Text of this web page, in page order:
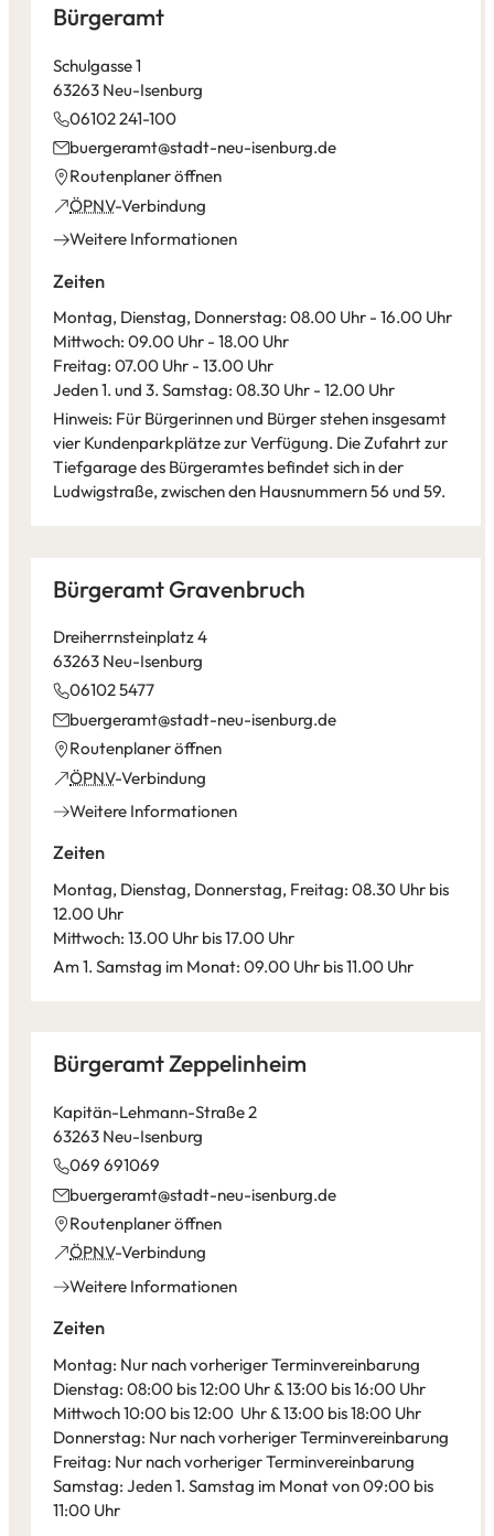
Leaflet|© Bundesamt für Kartographie und Geodäsie2026,Datenquellen
Bürgeramt
Schulgasse 1
63263 Neu-Isenburg
06102 241-100
buergeramt stadt-neu-isenburg de
Routenplaner öffnen
(Öffnet
in
neuen
Tab)
ÖPNV-Verbindung
(Öffnet
in
neuen
Weitere Informationen
Zeiten
Montag, Dienstag, Donnerstag: 08.00 Uhr - 16.00 Uhr
Mittwoch: 09.00 Uhr - 18.00 Uhr
Freitag: 07.00 Uhr - 13.00 Uhr
Jeden 1. und 3. Samstag: 08.30 Uhr - 12.00 Uhr
Hinweis: Für Bürgerinnen und Bürger stehen insgesamt
vier Kundenparkplätze zur Verfügung. Die Zufahrt zur
Tiefgarage des Bürgeramtes befindet sich in der
Ludwigstraße, zwischen den Hausnummern 56 und 59.
Leaflet|©Bundesamt für Kartographie und Geodäsie 2026, Datenquellen
Bürgeramt Gravenbruch
Dreiherrnsteinplatz 4
63263 Neu-Isenburg
06102 5477
buergeramt stadt-neu-isenburg de
Routenplaner öffnen
(Öffnet
in
neuen
Tab)
ÖPNV-Verbindung
(Öffnet
in
neuen
Weitere Informationen
Zeiten
Montag, Dienstag, Donnerstag, Freitag: 08.30 Uhr bis
12.00 Uhr
Mittwoch: 13.00 Uhr bis 17.00 Uhr
Am 1. Samstag im Monat: 09.00 Uhr bis 11.00 Uhr
Leaflet|©
Bürgeramt Zeppelinheim
Kapitän-Lehmann-Straße 2
63263 Neu-Isenburg
069 691069
buergeramt stadt-neu-isenburg de
Routenplaner öffnen
(Öffnet
in
neuen
Tab)
ÖPNV-Verbindung
(Öffnet
in
neuen
Weitere Informationen
Zeiten
Montag: Nur nach vorheriger Terminvereinbarung
Dienstag: 08:00 bis 12:00 Uhr & 13:00 bis 16:00 Uhr
Mittwoch 10:00 bis 12:00 Uhr & 13:00 bis 18:00 Uhr
Donnerstag: Nur nach vorheriger Terminvereinbarung
Freitag: Nur nach vorheriger Terminvereinbarung
Samstag: Jeden 1. Samstag im Monat von 09:00 bis
11:00 Uhr